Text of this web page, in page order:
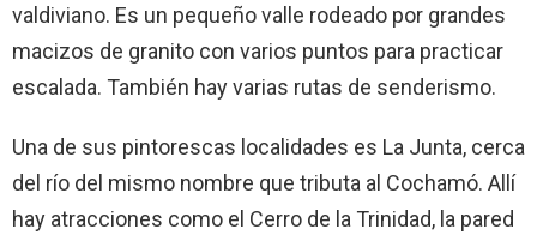
valdiviano. Es un pequeño valle rodeado por grandes
macizos de granito con varios puntos para practicar
escalada. También hay varias rutas de senderismo.
Una de sus pintorescas localidades es La Junta, cerca
del río del mismo nombre que tributa al Cochamó. Allí
hay atracciones como el Cerro de la Trinidad, la pared